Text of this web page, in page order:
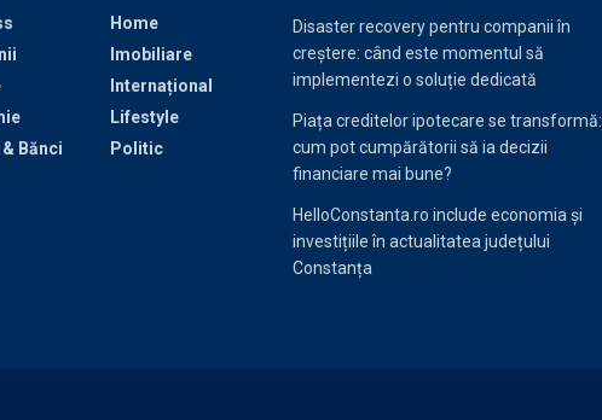
Bănci
Home
Imobiliare
Internațional
Lifestyle
Politic
Disaster recovery pentru companii în
creștere: când este momentul să
implementezi o soluție dedicată
Piața creditelor ipotecare se transformă:
cum pot cumpărătorii să ia decizii
financiare mai bune?
HelloConstanta.ro include economia și
investițiile în actualitatea județului
Constanța